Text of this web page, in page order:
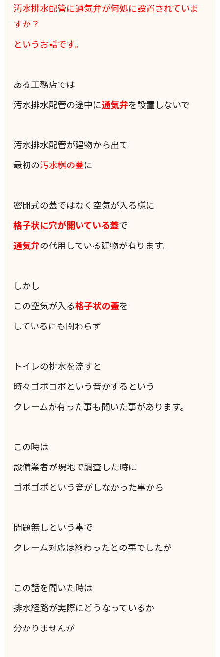
汚水排水配管に通気弁が何処に設置されていま
すか？
というお話です。
ある工務店では
汚水排水配管の途中に通気弁を設置しないで
汚水排水配管が建物から出て
最初の汚水桝の蓋に
密閉式の蓋ではなく空気が入る様に
格子状に穴が開いている蓋で
通気弁の代用している建物が有ります。
しかし
この空気が入る格子状の蓋を
しているにも関わらず
トイレの排水を流すと
時々ゴボゴボという音がするという
クレームが有った事も聞いた事があります。
この時は
設備業者が現地で調査した時に
ゴボゴボという音がしなかった事から
問題無しという事で
クレーム対応は終わったとの事でしたが
この話を聞いた時は
排水経路が実際にどうなっているか
分かりませんが